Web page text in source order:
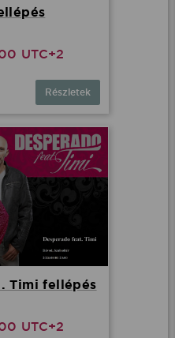
UTC+2
Részletek
Timi fellépés
UTC+2